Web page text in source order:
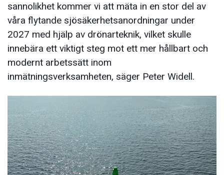
sannolikhet kommer vi att mäta in en stor del av
våra flytande sjösäkerhetsanordningar under
2027 med hjälp av drönarteknik, vilket skulle
innebära ett viktigt steg mot ett mer hållbart och
modernt arbetssätt inom
inmätningsverksamheten, säger Peter Widell.